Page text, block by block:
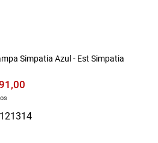
Simpatia Azul - Est Simpatia
,00